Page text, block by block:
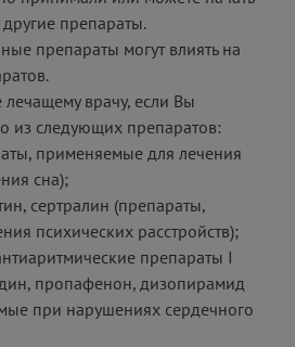
препараты.
препараты могут влиять на
врачу, если Вы
из следующих препаратов:
применяемые для лечения
сна);
сертралин (препараты,
психических расстройств);
препараты I
пропафенон, дизопирамид
при нарушениях сердечного